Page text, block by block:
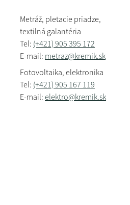
Metráž, pletacie priadze,
textilná galantéria
Tel: (+421) 905 395 172
E-mail: metraz@kremik.sk
Fotovoltaika, elektronika
Tel: (+421) 905 167 119
E-mail: elektro@kremik.sk